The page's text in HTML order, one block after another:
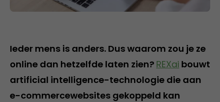
Ieder mens is anders. Dus waarom zou je ze
online dan hetzelfde laten zien? REXai bouwt
artificial intelligence-technologie die aan
e-commercewebsites gekoppeld kan